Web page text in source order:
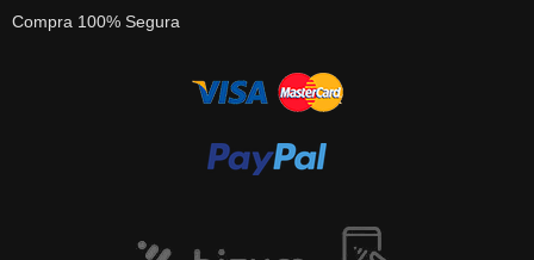
Compra 100% Segura